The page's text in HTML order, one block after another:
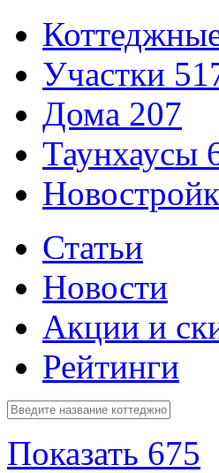
Участки
Дома 207
Таунхаусы
Статьи
Новости
Акции и
Рейтинги
Показать 675